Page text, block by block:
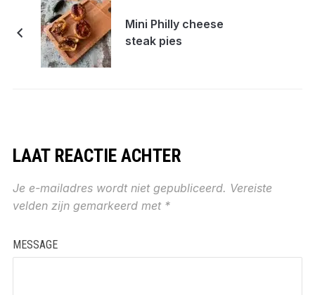
Mini Philly cheese
steak pies
LAAT REACTIE ACHTER
Je e-mailadres wordt niet gepubliceerd. Vereiste
velden zijn gemarkeerd met *
MESSAGE